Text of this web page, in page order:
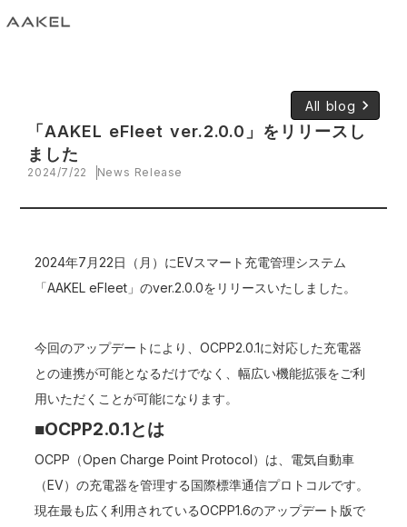
All blog keyboard_arrow_right
「AAKEL eFleet ver.2.0.0」をリリースし
ました
2024/7/22 News Release
2024年7月22日（月）にEVスマート充電管理システム
「AAKEL eFleet」のver.2.0.0をリリースいたしました。
今回のアップデートにより、OCPP2.0.1に対応した充電器
との連携が可能となるだけでなく、幅広い機能拡張をご利
用いただくことが可能になります。
■OCPP2.0.1とは
OCPP（Open Charge Point Protocol）は、電気自動車
（EV）の充電器を管理する国際標準通信プロトコルです。
現在最も広く利用されているOCPP1.6のアップデート版で